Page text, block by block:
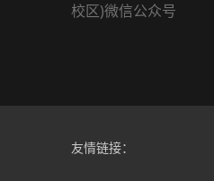
校区)微信公众号
友情链接：